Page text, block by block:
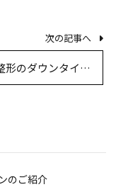
次の記事へ
形のダウンタイム
復期間を徹底解説
のご紹介